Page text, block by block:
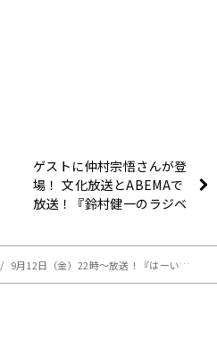
ゲストに仲村宗悟さんが登
場！ 文化放送とABEMAで
放送！『鈴村健一のラジベ
9月12日（金）22時～放送！『はーい！鈴代です！ 今行きまーす！』#306